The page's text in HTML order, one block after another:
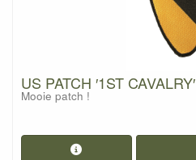
US PATCH ′1ST CAVALRY′
Mooie patch !